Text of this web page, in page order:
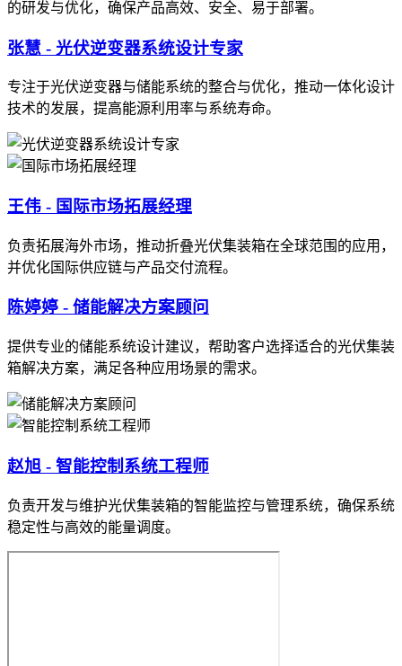
的研发与优化，确保产品高效、安全、易于部署。
张慧 - 光伏逆变器系统设计专家
专注于光伏逆变器与储能系统的整合与优化，推动一体化设计
技术的发展，提高能源利用率与系统寿命。
王伟 - 国际市场拓展经理
负责拓展海外市场，推动折叠光伏集装箱在全球范围的应用，
并优化国际供应链与产品交付流程。
陈婷婷 - 储能解决方案顾问
提供专业的储能系统设计建议，帮助客户选择适合的光伏集装
箱解决方案，满足各种应用场景的需求。
赵旭 - 智能控制系统工程师
负责开发与维护光伏集装箱的智能监控与管理系统，确保系统
稳定性与高效的能量调度。